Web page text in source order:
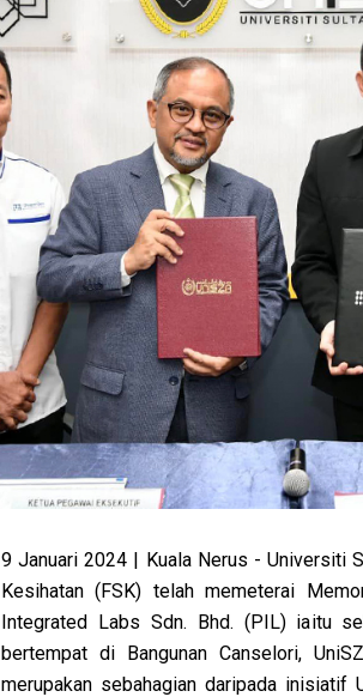
9 Januari 2024 | Kuala Nerus - Universiti
Kesihatan (FSK) telah memeterai
Integrated Labs Sdn. Bhd. (PIL) iaitu
bertempat di Bangunan Canselori,
merupakan sebahagian daripada inisiatif